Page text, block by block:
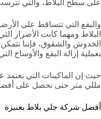
على سطح البلاط، والتي
والبقع التي تتساقط على
البلاط ومهما كانت الأضرار
الخدوش والشقوق، فإننا
بعملية إزالة البقع والأوساخ
مللي متر حتى نحصل على
أفضل شركة جلي بلاط بعنيزة